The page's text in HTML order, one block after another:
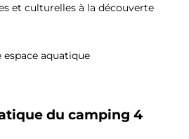
et culturelles à la découverte
espace aquatique
du camping 4